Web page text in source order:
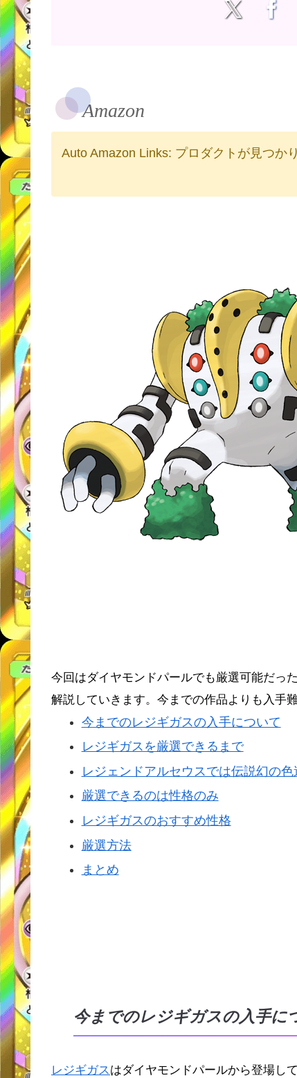
Amazon
Auto Amazon Links: プロダクトが見つか
今回はダイヤモンドパールでも厳選可能だっ
解説していきます。今までの作品よりも入手
今までのレジギガスの入手について
レジギガスを厳選できるまで
レジェンドアルセウスでは伝説幻の
厳選できるのは性格のみ
レジギガスのおすすめ性格
厳選方法
まとめ
今までのレジギガスの入手に
レジギガスはダイヤモンドパールから登場し